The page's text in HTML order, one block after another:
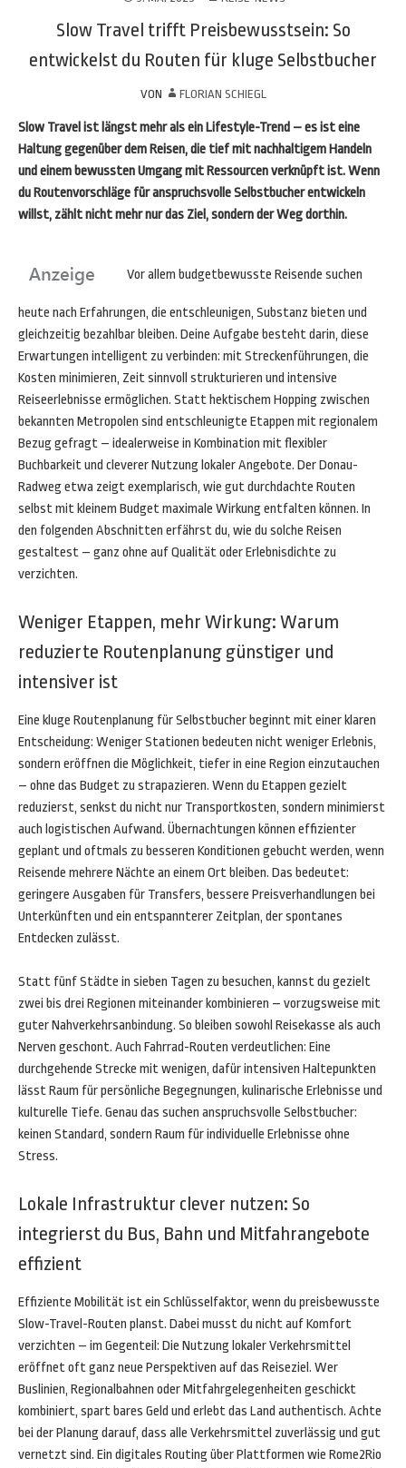
Slow Travel trifft Preisbewusstsein: So
entwickelst du Routen für kluge Selbstbucher
VON FLORIAN SCHIEGL
Slow Travel ist längst mehr als ein Lifestyle-Trend – es ist eine
Haltung gegenüber dem Reisen, die tief mit nachhaltigem Handeln
und einem bewussten Umgang mit Ressourcen verknüpft ist. Wenn
du Routenvorschläge für anspruchsvolle Selbstbucher entwickeln
willst, zählt nicht mehr nur das Ziel, sondern der Weg dorthin.
Vor allem budgetbewusste Reisende suchen
heute nach Erfahrungen, die entschleunigen, Substanz bieten und
gleichzeitig bezahlbar bleiben. Deine Aufgabe besteht darin, diese
Erwartungen intelligent zu verbinden: mit Streckenführungen, die
Kosten minimieren, Zeit sinnvoll strukturieren und intensive
Reiseerlebnisse ermöglichen. Statt hektischem Hopping zwischen
bekannten Metropolen sind entschleunigte Etappen mit regionalem
Bezug gefragt – idealerweise in Kombination mit flexibler
Buchbarkeit und cleverer Nutzung lokaler Angebote. Der Donau-
Radweg etwa zeigt exemplarisch, wie gut durchdachte Routen
selbst mit kleinem Budget maximale Wirkung entfalten können. In
den folgenden Abschnitten erfährst du, wie du solche Reisen
gestaltest – ganz ohne auf Qualität oder Erlebnisdichte zu
verzichten.
Weniger Etappen, mehr Wirkung: Warum
reduzierte Routenplanung günstiger und
intensiver ist
Eine kluge Routenplanung für Selbstbucher beginnt mit einer klaren
Entscheidung: Weniger Stationen bedeuten nicht weniger Erlebnis,
sondern eröffnen die Möglichkeit, tiefer in eine Region einzutauchen
– ohne das Budget zu strapazieren. Wenn du Etappen gezielt
reduzierst, senkst du nicht nur Transportkosten, sondern minimierst
auch logistischen Aufwand. Übernachtungen können effizienter
geplant und oftmals zu besseren Konditionen gebucht werden, wenn
Reisende mehrere Nächte an einem Ort bleiben. Das bedeutet:
geringere Ausgaben für Transfers, bessere Preisverhandlungen bei
Unterkünften und ein entspannterer Zeitplan, der spontanes
Entdecken zulässt.
Statt fünf Städte in sieben Tagen zu besuchen, kannst du gezielt
zwei bis drei Regionen miteinander kombinieren – vorzugsweise mit
guter Nahverkehrsanbindung. So bleiben sowohl Reisekasse als auch
Nerven geschont. Auch Fahrrad-Routen verdeutlichen: Eine
durchgehende Strecke mit wenigen, dafür intensiven Haltepunkten
lässt Raum für persönliche Begegnungen, kulinarische Erlebnisse und
kulturelle Tiefe. Genau das suchen anspruchsvolle Selbstbucher:
keinen Standard, sondern Raum für individuelle Erlebnisse ohne
Stress.
Lokale Infrastruktur clever nutzen: So
integrierst du Bus, Bahn und Mitfahrangebote
effizient
Effiziente Mobilität ist ein Schlüsselfaktor, wenn du preisbewusste
Slow-Travel-Routen planst. Dabei musst du nicht auf Komfort
verzichten – im Gegenteil: Die Nutzung lokaler Verkehrsmittel
eröffnet oft ganz neue Perspektiven auf das Reiseziel. Wer
Buslinien, Regionalbahnen oder Mitfahrgelegenheiten geschickt
kombiniert, spart bares Geld und erlebt das Land authentisch. Achte
bei der Planung darauf, dass alle Verkehrsmittel zuverlässig und gut
vernetzt sind. Ein digitales Routing über Plattformen wie Rome2Rio